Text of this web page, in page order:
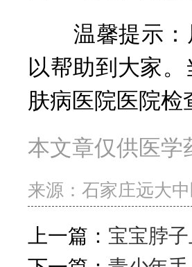
温馨提示：眉
以帮助到大家
肤病医院医院检
本文章仅供医学
来源：石家庄远大
上一篇： 宝宝脖